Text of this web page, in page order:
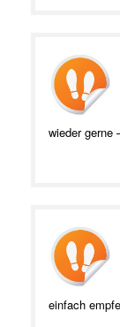
wieder gerne
einfach